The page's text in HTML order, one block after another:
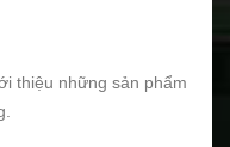
thiệu những sản phẩm